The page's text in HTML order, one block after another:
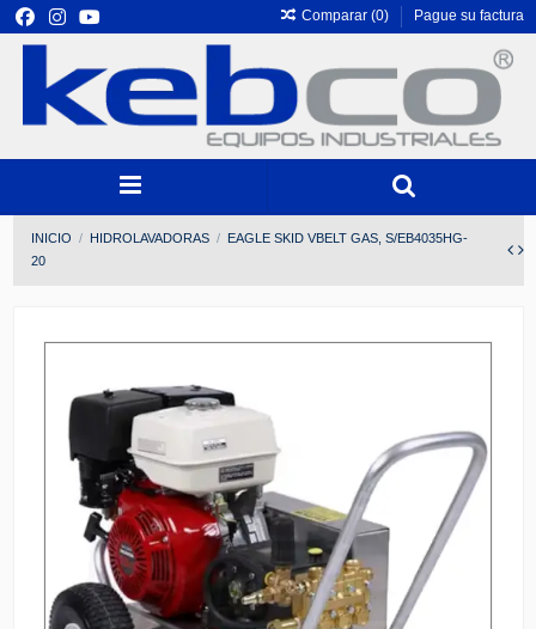
Comparar (0) Pague su factura
INICIO HIDROLAVADORAS
EAGLE SKID VBELT GAS, S/EB4035HG-
20